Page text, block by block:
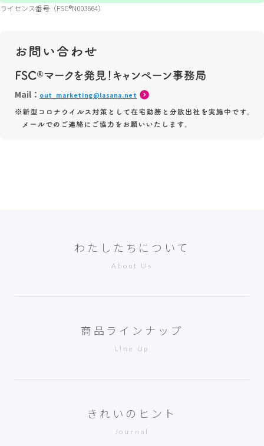
ライセンス番号（FSC®️N003664）
Mail： out_marketing@lasana.net
わたしたちについて
About Us
商品ラインナップ
Line Up
きれいのヒント
Journal